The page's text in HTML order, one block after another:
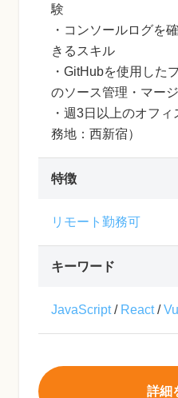
験
・コンソールログを
きるスキル
・GitHubを使用した
のソース管理・マー
・週3日以上のオフ
務地：西新宿）
特徴
リモート勤務可
キーワード
JavaScript/ React/
詳細